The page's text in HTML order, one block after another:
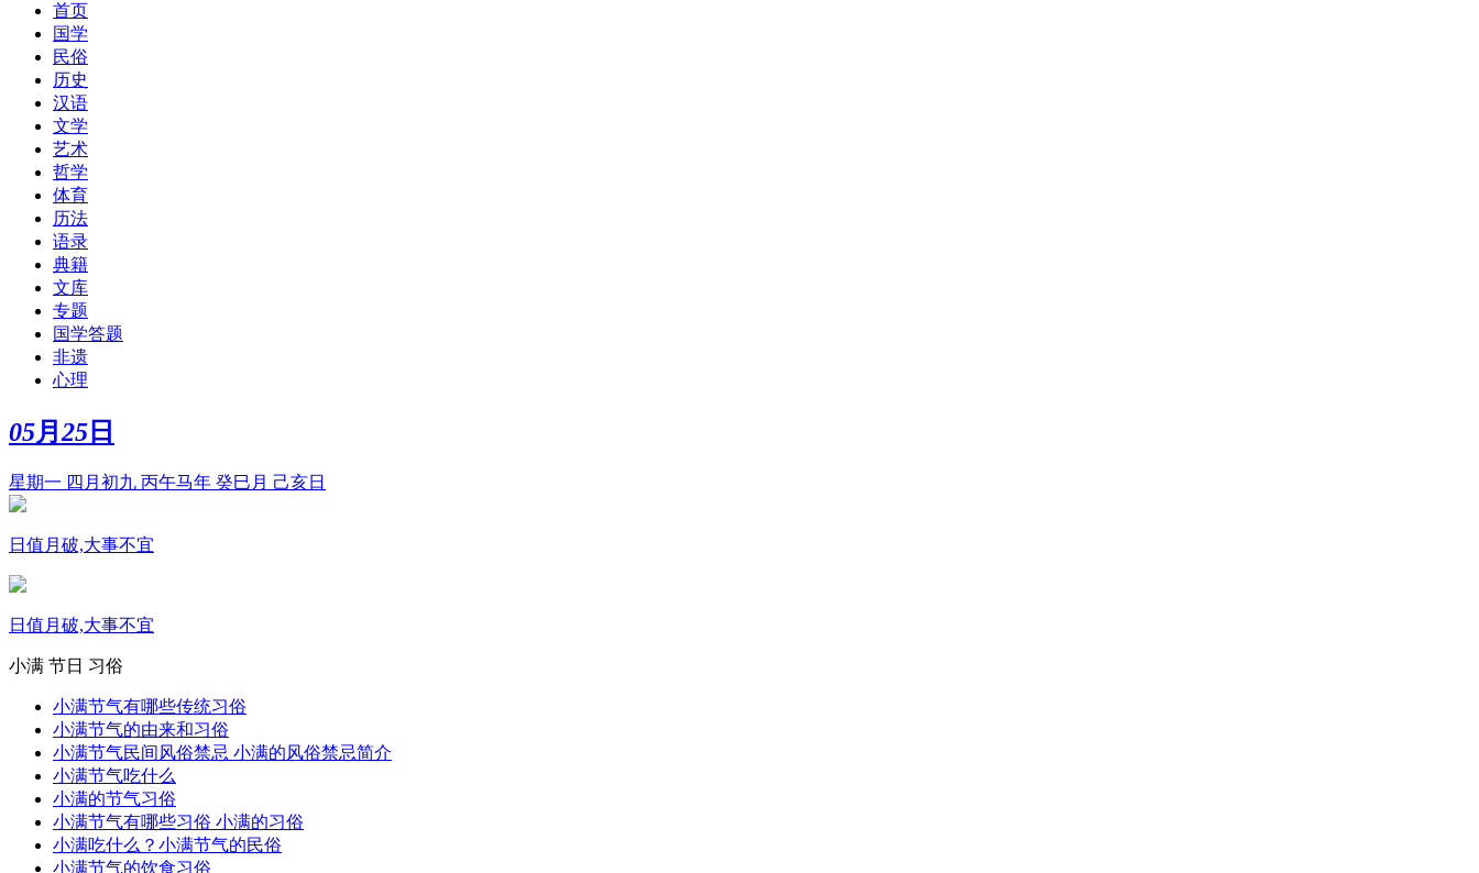
首页
国学
民俗
历史
汉语
文学
艺术
哲学
体育
历法
语录
典籍
文库
专题
国学答题
非遗
心理
05月 25 日
星期一 四月初九 丙午马年 癸巳月 己亥日
日值月破,大事不宜
日值月破,大事不宜
小满 节日 习俗
小满节气有哪些传统习俗
小满节气的由来和习俗
小满节气民间风俗禁忌 小满的风俗禁忌简介
小满节气吃什么
小满的节气习俗
小满节气有哪些习俗 小满的习俗
小满吃什么？小满节气的民俗
小满节气的饮食习俗